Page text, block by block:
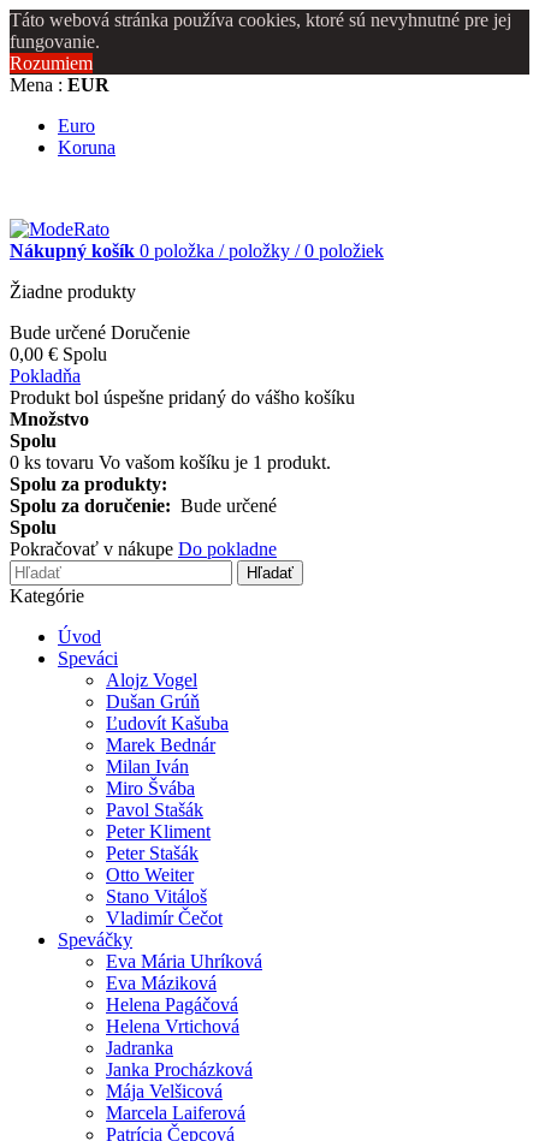
Táto webová stránka používa cookies, ktoré sú nevyhnutné pre jej
fungovanie.
Rozumiem
Mena : EUR
Euro
Koruna
Nákupný košík 0 položka / položky / 0 položiek
Žiadne produkty
Bude určené Doručenie
0,00 € Spolu
Pokladňa
Produkt bol úspešne pridaný do vášho košíku
Množstvo
Spolu
0 ks tovaru Vo vašom košíku je 1 produkt.
Spolu za produkty:
Spolu za doručenie: Bude určené
Spolu
Pokračovať v nákupe Do pokladne
Hľadať
Kategórie
Úvod
Speváci
Alojz Vogel
Dušan Grúň
Ľudovít Kašuba
Marek Bednár
Milan Iván
Miro Švába
Pavol Stašák
Peter Kliment
Peter Stašák
Otto Weiter
Stano Vitáloš
Vladimír Čečot
Speváčky
Eva Mária Uhríková
Eva Máziková
Helena Pagáčová
Helena Vrtichová
Jadranka
Janka Procházková
Mája Velšicová
Marcela Laiferová
Patrícia Čepcová